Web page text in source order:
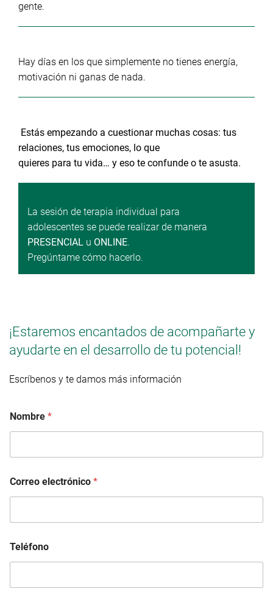
gente.
Hay días en los que simplemente no tienes energía,
motivación ni ganas de nada.
Estás empezando a cuestionar muchas cosas: tus
relaciones, tus emociones, lo que
quieres para tu vida… y eso te confunde o te asusta.
La sesión de terapia individual para
adolescentes se puede realizar de manera
PRESENCIAL u ONLINE.
Pregúntame cómo hacerlo.
¡Estaremos encantados de acompañarte y
ayudarte en el desarrollo de tu potencial!
Escríbenos y te damos más información
Nombre *
Correo electrónico *
Teléfono